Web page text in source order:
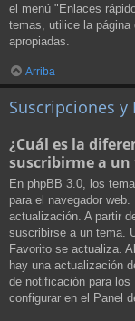
el menú "Enlaces
temas, utilice la página
apropiadas.
Arriba
Suscripciones y
¿Cuál es la
suscribirme a un
En phpBB 3.0, los
para el navegador
actualización. A partir
suscribirse a un tema.
Favorito se actualiza.
hay una actualización
de notificación para
configurar en el Panel